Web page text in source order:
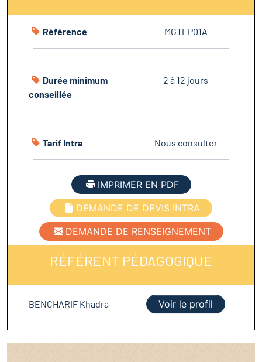
Référence MGTEP01A
Durée minimum
conseillée
2 à 12 jours
Tarif Intra Nous consulter
IMPRIMER EN PDF
DEMANDE DE DEVIS INTRA
DEMANDE DE RENSEIGNEMENT
RÉFÉRENT PÉDAGOGIQUE
BENCHARIF Khadra Voir le profil